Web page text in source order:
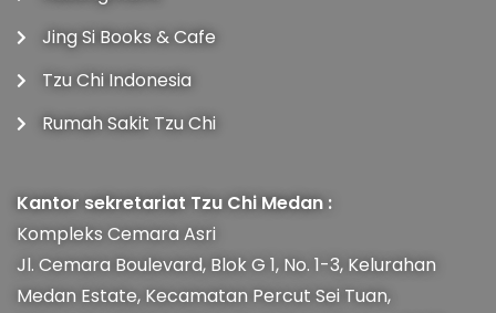
Jing Si Books & Cafe
Tzu Chi Indonesia
Rumah Sakit Tzu Chi
Kantor sekretariat Tzu Chi Medan :
Kompleks Cemara Asri
Jl. Cemara Boulevard, Blok G 1, No. 1-3, Kelurahan
Medan Estate, Kecamatan Percut Sei Tuan,